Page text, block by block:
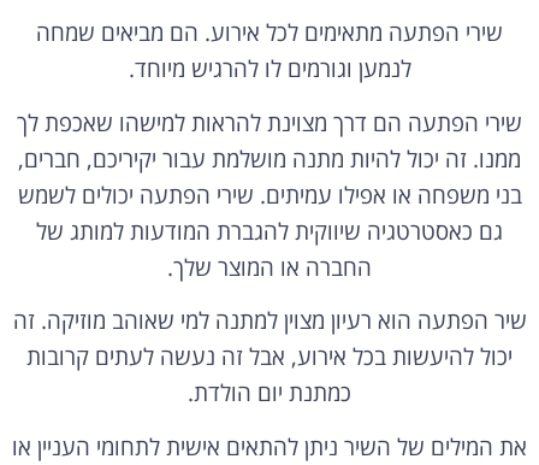
שירי הפתעה מתאימים לכל אירוע. הם מביאים שמחה
לנמען וגורמים לו להרגיש מיוחד.
שירי הפתעה הם דרך מצוינת להראות למישהו שאכפת לך
ממנו. זה יכול להיות מתנה מושלמת עבור יקיריכם, חברים,
בני משפחה או אפילו עמיתים. שירי הפתעה יכולים לשמש
גם כאסטרטגיה שיווקית להגברת המודעות למותג של
החברה או המוצר שלך.
שיר הפתעה הוא רעיון מצוין למתנה למי שאוהב מוזיקה. זה
יכול להיעשות בכל אירוע, אבל זה נעשה לעתים קרובות
כמתנת יום הולדת.
את המילים של השיר ניתן להתאים אישית לתחומי העניין או